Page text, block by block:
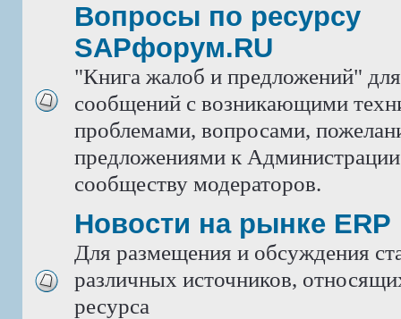
Вопросы по ресурсу
SAPфорум.RU
"Книга жалоб и предложений"
сообщений с возникающими
проблемами, вопросами,
предложениями к
сообществу модераторов.
Новости на рынке ERP
Для размещения и обсуждения
различных источников,
ресурса